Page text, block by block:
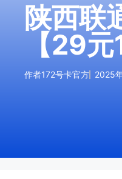
陕西联
【29
作者172号卡官方 2025